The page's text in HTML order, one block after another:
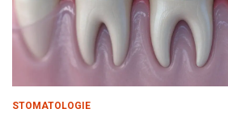
STOMATOLOGIE